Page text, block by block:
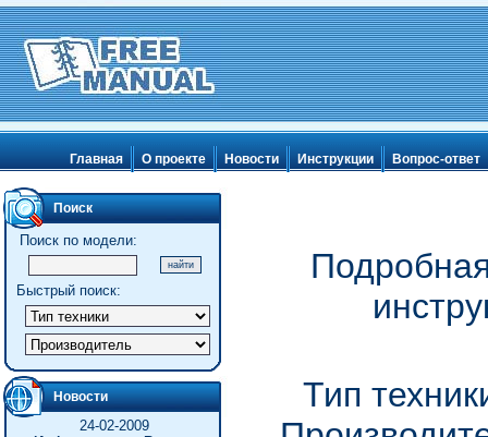
Главная О проекте Новости Инструкции Вопрос-ответ
Поиск
Поиск по модели:
Быстрый поиск:
Новости
24-02-2009
Тип